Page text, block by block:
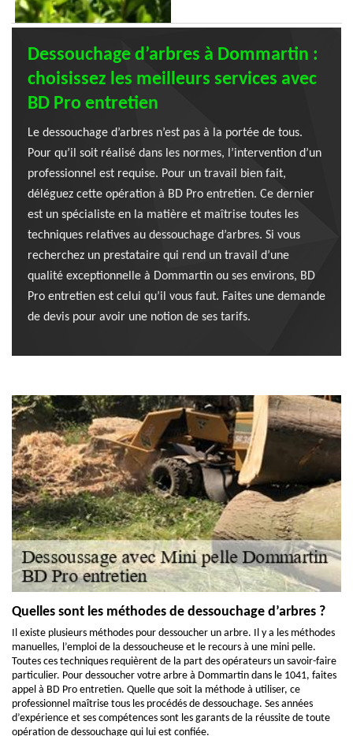
Dessouchage d’arbres à Dommartin :
choisissez les meilleurs services avec
BD Pro entretien
Le dessouchage d’arbres n’est pas à la portée de tous.
Pour qu’il soit réalisé dans les normes, l’intervention d’un
professionnel est requise. Pour un travail bien fait,
déléguez cette opération à BD Pro entretien. Ce dernier
est un spécialiste en la matière et maîtrise toutes les
techniques relatives au dessouchage d’arbres. Si vous
recherchez un prestataire qui rend un travail d’une
qualité exceptionnelle à Dommartin ou ses environs, BD
Pro entretien est celui qu’il vous faut. Faites une demande
de devis pour avoir une notion de ses tarifs.
Quelles sont les méthodes de dessouchage d’arbres ?
Il existe plusieurs méthodes pour dessoucher un arbre. Il y a les méthodes
manuelles, l’emploi de la dessoucheuse et le recours à une mini pelle.
Toutes ces techniques requièrent de la part des opérateurs un savoir-faire
particulier. Pour dessoucher votre arbre à Dommartin dans le 1041, faites
appel à BD Pro entretien. Quelle que soit la méthode à utiliser, ce
professionnel maîtrise tous les procédés de dessouchage. Ses années
d’expérience et ses compétences sont les garants de la réussite de toute
opération de dessouchage qui lui est confiée.